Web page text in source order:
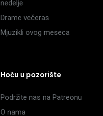
nedelje
Drame večeras
Mjuzikli ovog meseca
Hoću u pozorište
Podržite nas na Patreonu
O nama